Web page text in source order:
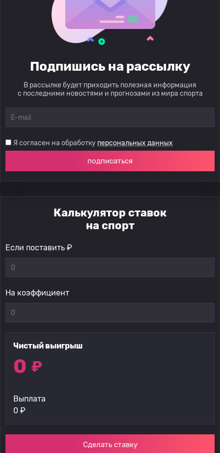
Подпишись на рассылку
В рассылке будет приходить полезная информация
с последними новостями и прогнозами из мира спорта
Я согласен на обработку персональных данных
подписаться
Калькулятор ставок
на спорт
Если поставить ₽
На коэффициент
Чистый выигрыш
0 ₽
Выплата
0 ₽
Сделать ставку